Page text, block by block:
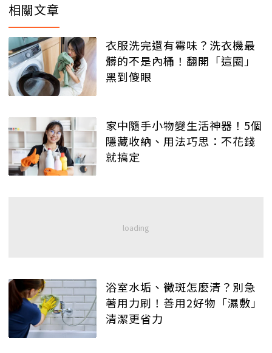
相關文章
衣服洗完還有霉味？洗衣機最
髒的不是內桶！翻開「這圈」
黑到傻眼
家中隨手小物變生活神器！5個
隱藏收納、用法巧思：不花錢
就搞定
浴室水垢、黴斑怎麼清？別急
著用力刷！善用2好物「濕敷」
清潔更省力